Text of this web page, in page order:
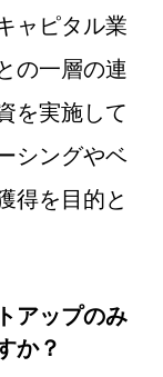
ャピタル業
の一層の連
を実施して
シングやベ
得を目的と
アップのみ
か？